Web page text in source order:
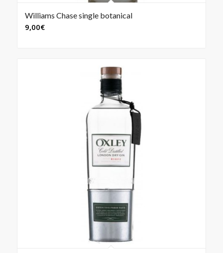
Williams Chase single botanical
9,00€